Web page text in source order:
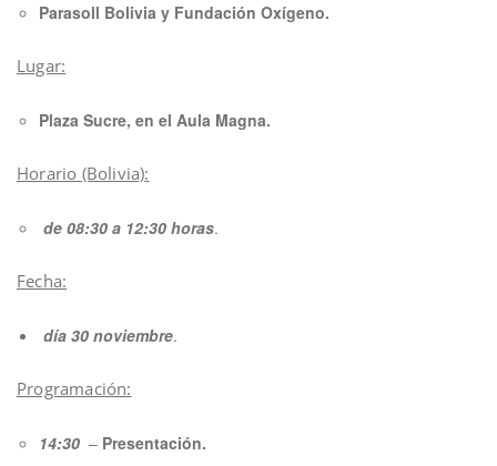
Parasoll Bolivia y Fundación Oxígeno.
Lugar:
Plaza Sucre, en el Aula Magna.
Horario (Bolivia):
de 08:30 a 12:30 horas.
Fecha:
día 30 noviembre.
Programación:
14:30 – Presentación.